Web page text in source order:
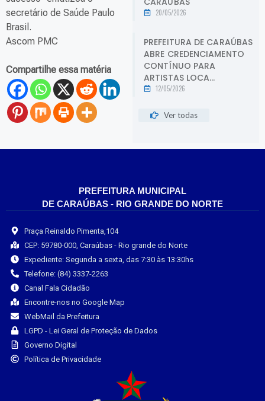
secretário de Saúde Paulo
Brasil.
Ascom PMC
Compartilhe essa matéria
20/05/2026
PREFEITURA DE CARAÚBAS
ABRE CREDENCIAMENTO
CONTÍNUO PARA
ARTISTAS LOCA...
12/05/2026
Ver todas
PREFEITURA MUNICIPAL
DE CARAÚBAS - RIO GRANDE DO NORTE
Praça Reinaldo Pimenta,104
CEP: 59780-000, Caraúbas - Rio grande do Norte
Expediente: Segunda a sexta, das 7:30 às 13:30hs
Telefone: (84) 3337-2263
Canal Fala Cidadão
Encontre-nos no Google Map
WebMail da Prefeitura
LGPD - Lei Geral de Proteção de Dados
Governo Digital
Política de Privacidade